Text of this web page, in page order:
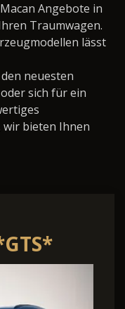
Angebote in
Traumwagen.
lässt
neuesten
sich für ein
bieten Ihnen